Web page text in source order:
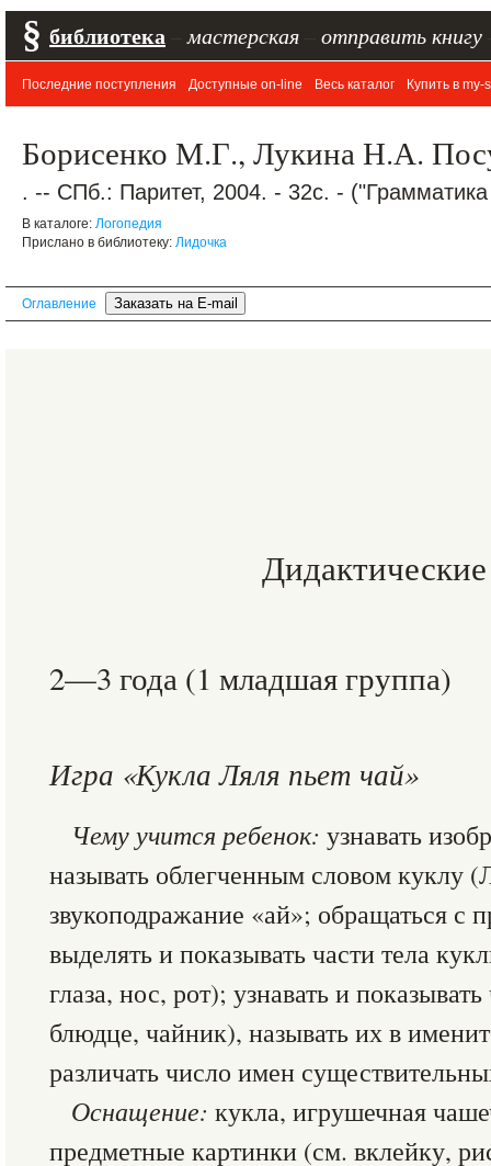
§ библиотека мастерская отправить книгу
Последние поступления Доступные on-line Весь каталог Купить в my-
Борисенко М.Г., Лукина Н.А.
. -- СПб.: Паритет, 2004. - 32с. - ("Грамматика
В каталоге: Логопедия
Прислано в библиотеку: Лидочка
Оглавление
2—3 года (1 младшая группа)
Игра «Кукла Ляля пьет чай»
Чему учится ребенок: узнавать
называть облегченным словом куклу
звукоподражание «ай»; обращаться с
выделять и показывать части тела
глаза, нос, рот); узнавать и
блюдце, чайник), называть их в
различать число имен
Оснащение: кукла, игрушечная
предметные картинки (см. вклейку,